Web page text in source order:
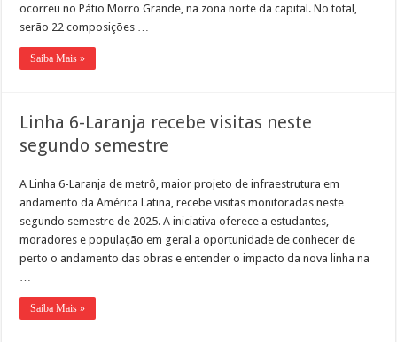
ocorreu no Pátio Morro Grande, na zona norte da capital. No total,
serão 22 composições …
Saiba Mais »
Linha 6-Laranja recebe visitas neste
segundo semestre
A Linha 6-Laranja de metrô, maior projeto de infraestrutura em
andamento da América Latina, recebe visitas monitoradas neste
segundo semestre de 2025. A iniciativa oferece a estudantes,
moradores e população em geral a oportunidade de conhecer de
perto o andamento das obras e entender o impacto da nova linha na
Saiba Mais »